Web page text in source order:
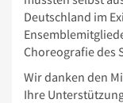
Deutschland im
Choreografie des
Wir danken den
Ihre